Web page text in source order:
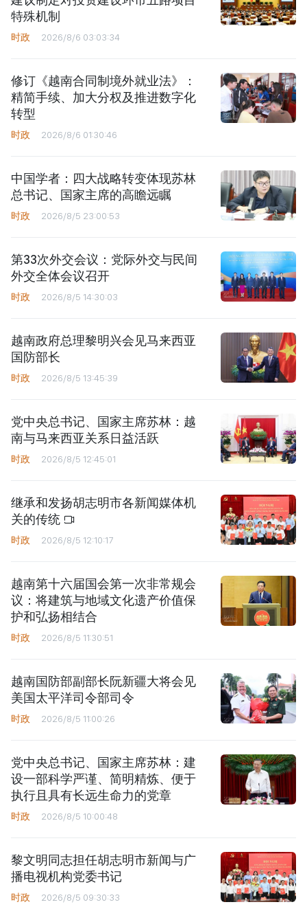
特殊机制
时政 2026/8/6 03:03:34
修订《越南合同制境外就业法》：
精简手续、加大分权及推进数字化
转型
时政 2026/8/6 01:30:46
中国学者：四大战略转变体现苏林
总书记、国家主席的高瞻远瞩
时政 2026/8/5 23:00:53
第33次外交会议：党际外交与民间
外交全体会议召开
时政 2026/8/5 14:30:03
越南政府总理黎明兴会见马来西亚
国防部长
时政 2026/8/5 13:45:39
党中央总书记、国家主席苏林：越
南与马来西亚关系日益活跃
时政 2026/8/5 12:45:01
继承和发扬胡志明市各新闻媒体机
关的传统
时政 2026/8/5 12:10:17
越南第十六届国会第一次非常规会
议：将建筑与地域文化遗产价值保
护和弘扬相结合
时政 2026/8/5 11:30:51
越南国防部副部长阮新疆大将会见
美国太平洋司令部司令
时政 2026/8/5 11:00:26
党中央总书记、国家主席苏林：建
设一部科学严谨、简明精炼、便于
执行且具有长远生命力的党章
时政 2026/8/5 10:00:48
黎文明同志担任胡志明市新闻与广
播电视机构党委书记
时政 2026/8/5 09:30:33